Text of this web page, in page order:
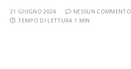
21 GIUGNO 2024
NESSUN COMMENTO
TEMPO DI LETTURA 1 MIN